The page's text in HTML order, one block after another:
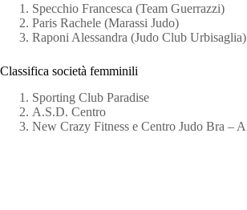
Specchio Francesca (Team Guerrazzi)
Paris Rachele (Marassi Judo)
Raponi Alessandra (Judo Club
Classifica società femminili
Sporting Club Paradise
A.S.D. Centro
New Crazy Fitness e Centro Judo Bra –